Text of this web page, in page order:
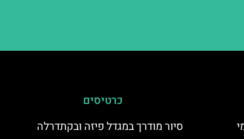
כרטיסים
סיור מודרך במגדל פיזה ובקתדרלה